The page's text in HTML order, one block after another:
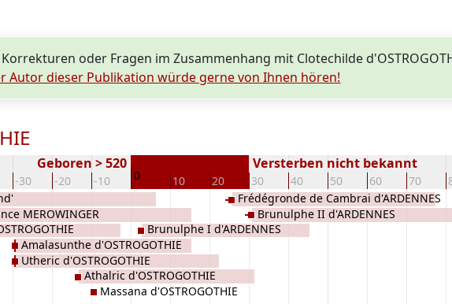
oder Fragen im Zusammenhang mit Clotechilde
Autor dieser Publikation würde gerne von Ihnen hören!
-30 -20 -10 0 10 20 30 40 50 60 70
Geboren > 520 Versterben nicht bekannt
MEROWINGER
Amalasunthe d'OSTROGOTHIE
Utheric d'OSTROGOTHIE
Athalric d'OSTROGOTHIE
Massana d'OSTROGOTHIE
Brunulphe I d'ARDENNES
Frédégronde de Cambrai d'ARDENNES
Brunulphe II d'ARDENNES